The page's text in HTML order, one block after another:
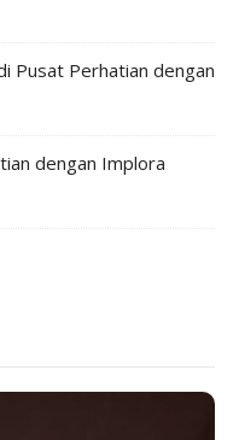
Pusat Perhatian dengan
dengan Implora